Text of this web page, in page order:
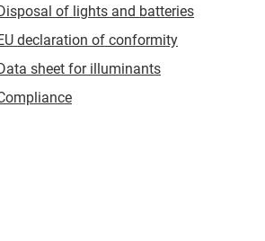
of lights and batteries
declaration of conformity
sheet for illuminants